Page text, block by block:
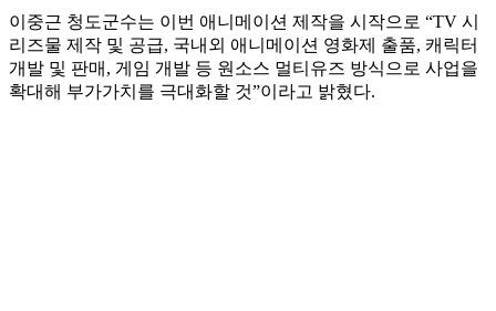
이중근 청도군수는 이번 애니메이션 제작을 시작으로 “TV 시
리즈물 제작 및 공급, 국내외 애니메이션 영화제 출품, 캐릭터
개발 및 판매, 게임 개발 등 원소스 멀티유즈 방식으로 사업을
확대해 부가가치를 극대화할 것”이라고 밝혔다.